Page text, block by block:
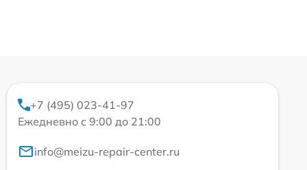
+7 (495) 023-41-97
Ежедневно с 9:00 до 21:00
info@meizu-repair-center.ru